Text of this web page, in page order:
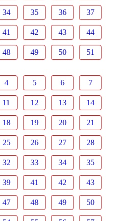
34 35 36 37
41 42 43 44
48 49 50 51
4 5 6 7
11 12 13 14
18 19 20 21
25 26 27 28
32 33 34 35
39 41 42 43
47 48 49 50